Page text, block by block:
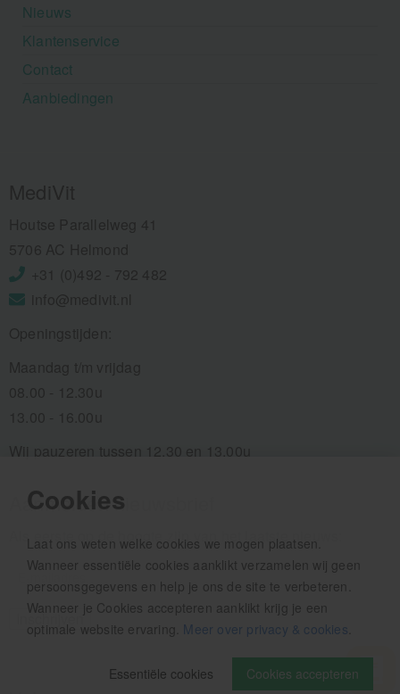
Cookies
Laat ons weten welke cookies we mogen plaatsen.
Wanneer essentiële cookies aanklikt verzamelen wij geen
persoonsgegevens en help je ons de site te verbeteren.
Wanneer je Cookies accepteren aanklikt krijg je een
optimale website ervaring. Meer over privacy & cookies
Cookies accepteren
Essentiële cookies
Nieuws
Klantenservice
Contact
Aanbiedingen
Aanmelden nieuwsbrief
Als eerste op de hoogte zijn van het laatste nieuws: